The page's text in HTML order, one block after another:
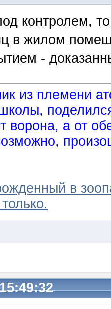
контролем,
в жилом
-
из племени
ворона, а от
в